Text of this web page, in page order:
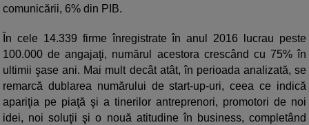
comunicării, 6% din PIB.
În cele 14.339 firme înregistrate în anul 2016 lucrau peste
100.000 de angajaţi, numărul acestora crescând cu 75% în
ultimii şase ani. Mai mult decât atât, în perioada analizată, se
remarcă dublarea numărului de start-up-uri, ceea ce indică
apariţia pe piaţă şi a tinerilor antreprenori, promotori de noi
idei, noi soluţii şi o nouă atitudine în business, completând